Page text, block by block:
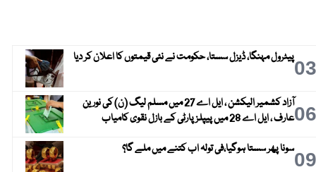
03پیٹرول مہنگا، ڈیزل سستا، حکومت نے نئی قیمتوں کا اعلان کر دیا
06
آزاد کشمیر الیکشن ، ایل اے 27 میں مسلم لیگ (ن) کی نورین
عارف ، ایل اے 28 میں پیپلز پارٹی کے بازل نقوی کامیاب
09سونا پھر سستا ہوگیا،فی تولہ اب کتنے میں ملے گا؟